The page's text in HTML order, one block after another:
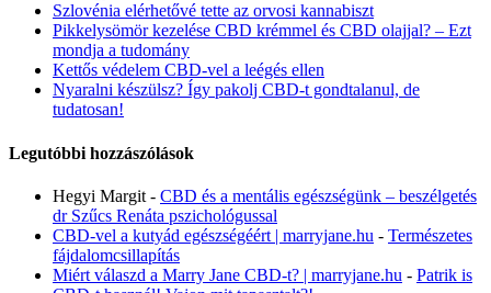
Szlovénia elérhetővé tette az orvosi kannabiszt
Pikkelysömör kezelése CBD krémmel és CBD olajjal? – Ezt
mondja a tudomány
Kettős védelem CBD-vel a leégés ellen
Nyaralni készülsz? Így pakolj CBD-t gondtalanul, de
tudatosan!
Legutóbbi hozzászólások
Hegyi Margit - CBD és a mentális egészségünk – beszélgetés
dr Szűcs Renáta pszichológussal
CBD-vel a kutyád egészségéért | marryjane.hu - Természetes
fájdalomcsillapítás
Miért válaszd a Marry Jane CBD-t? | marryjane.hu - Patrik is